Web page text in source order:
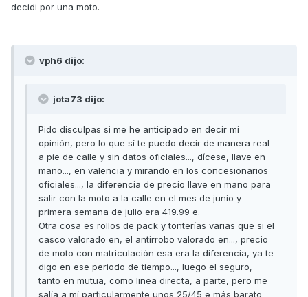
decidi por una moto.
vph6 dijo:
jota73 dijo:
Pido disculpas si me he anticipado en decir mi
opinión, pero lo que sí te puedo decir de manera real
a pie de calle y sin datos oficiales..., dícese, llave en
mano..., en valencia y mirando en los concesionarios
oficiales..., la diferencia de precio llave en mano para
salir con la moto a la calle en el mes de junio y
primera semana de julio era 419.99 e.
Otra cosa es rollos de pack y tonterías varias que si el
casco valorado en, el antirrobo valorado en..., precio
de moto con matriculación esa era la diferencia, ya te
digo en ese periodo de tiempo..., luego el seguro,
tanto en mutua, como linea directa, a parte, pero me
salía a mí particularmente unos 25/45 e más barato